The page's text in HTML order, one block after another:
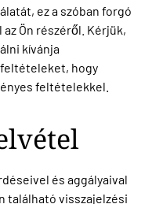
ez a szóban forgó
Ön részéről. Kérjük,
kívánja
hogy
feltételekkel.
és aggályaival
található visszajelzési